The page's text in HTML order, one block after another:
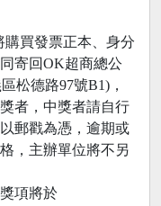
購買發票正本、身分
寄回OK超商總公
松德路97號B1)，
者，中獎者請自行
郵戳為憑，逾期或
，主辦單位將不另
項將於